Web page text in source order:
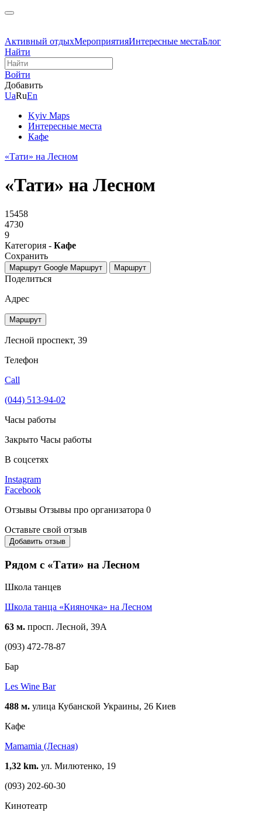
Активный отдыхМероприятияИнтересные местаБлог
Найти
Войти
Добавить
UaRuEn
Kyiv Maps
Интересные места
Кафе
«Тати» на Лесном
«Тати» на Лесном
15458
4730
9
Категория - Кафе
Сохранить
Маршрут Google Маршрут Маршрут
Поделиться
Адрес
Маршрут
Лесной проспект, 39
Телефон
Call
(044) 513-94-02
Часы работы
Закрыто Часы работы
В соцсетях
Instagram
Facebook
Отзывы Отзывы про организатора 0
Оставьте свой отзыв
Добавить отзыв
Рядом с «Тати» на Лесном
Школа танцев
Школа танца «Кияночка» на Лесном
63 м. просп. Лесной, 39А
(093) 472-78-87
Бар
Les Wine Bar
488 м. улица Кубанской Украины, 26 Киев
Кафе
Mamamia (Лесная)
1,32 km. ул. Милютенко, 19
(093) 202-60-30
Кинотеатр